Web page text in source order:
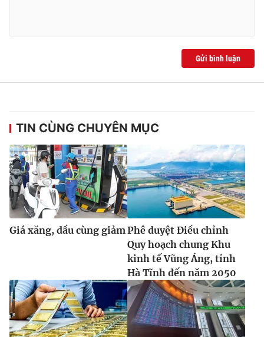
Gửi bình luận
TIN CÙNG CHUYÊN MỤC
Giá xăng, dầu cùng giảm Phê duyệt Điều chỉnh
Quy hoạch chung Khu
kinh tế Vũng Áng, tỉnh
Hà Tĩnh đến năm 2050